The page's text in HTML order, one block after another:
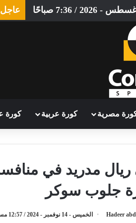
عاجل
مصرية كورة عربية كورة
ريال مدريد في
جلوب سوكر
Hadeer الخميس - 14 نوفمبر - 2024 / 12:57 مساءً